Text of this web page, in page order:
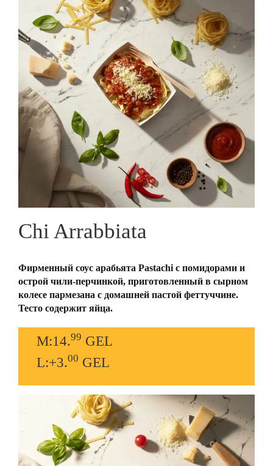
Chi Arrabbiata
Фирменный соус арабьята Pastachi с помидорами и
острой чили-перчинкой, приготовленный в сырном
колесе пармезана с домашней пастой феттуччине.
Тесто содержит яйца.
M:14.99 GEL
L:+3.00 GEL